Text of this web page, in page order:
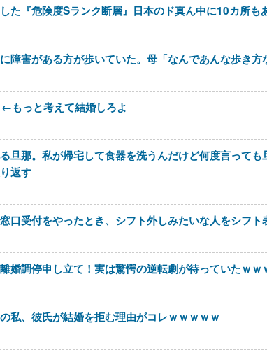
た『危険度Sランク断層』日本のド真ん中に10カ所も
障害がある方が歩いていた。母「なんであんな歩き方
もっと考えて結婚しろよ
旦那。私が帰宅して食器を洗うんだけど何度言って
返す
口受付をやったとき、シフト外しみたいな人をシフト
婚調停申し立て！実は驚愕の逆転劇が待っていたｗｗ
私、彼氏が結婚を拒む理由がコレｗｗｗｗｗ